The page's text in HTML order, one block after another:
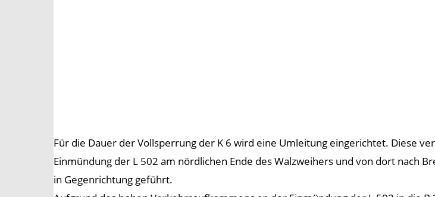
Für die Dauer der Vollsperrung der K 6 wird eine Umleitung eingerichtet. Diese
Einmündung der L 502 am nördlichen Ende des Walzweihers und von dort nach
in Gegenrichtung geführt.